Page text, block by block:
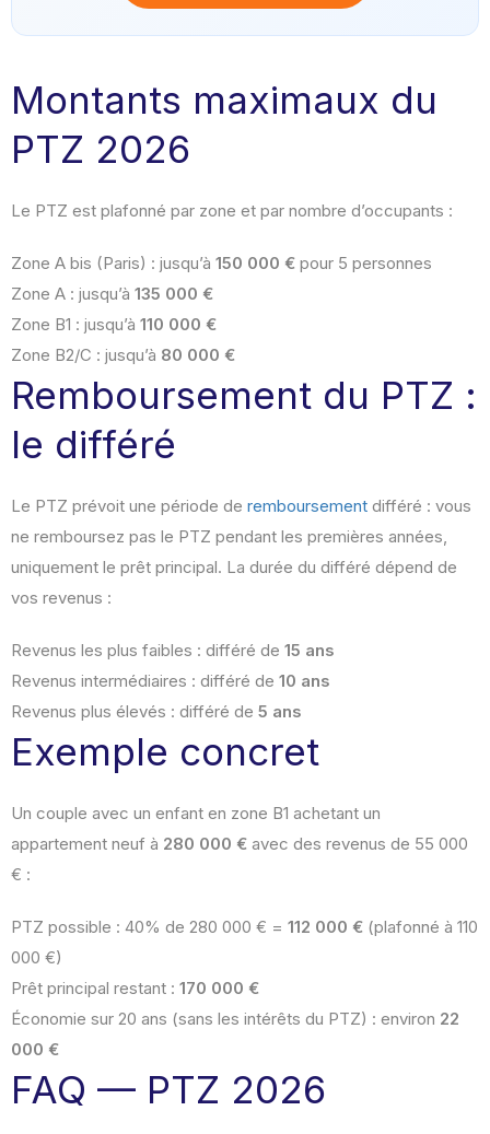
Montants maximaux du
PTZ 2026
Le PTZ est plafonné par zone et par nombre d’occupants :
Zone A bis (Paris) : jusqu’à 150 000 € pour 5 personnes
Zone A : jusqu’à 135 000 €
Zone B1 : jusqu’à 110 000 €
Zone B2/C : jusqu’à 80 000 €
Remboursement du PTZ :
le différé
Le PTZ prévoit une période de remboursement différé : vous
ne remboursez pas le PTZ pendant les premières années,
uniquement le prêt principal. La durée du différé dépend de
vos revenus :
Revenus les plus faibles : différé de 15 ans
Revenus intermédiaires : différé de 10 ans
Revenus plus élevés : différé de 5 ans
Exemple concret
Un couple avec un enfant en zone B1 achetant un
appartement neuf à 280 000 € avec des revenus de 55 000
€ :
PTZ possible : 40% de 280 000 € = 112 000 € (plafonné à 110
000 €)
Prêt principal restant : 170 000 €
Économie sur 20 ans (sans les intérêts du PTZ) : environ 22
000 €
FAQ — PTZ 2026